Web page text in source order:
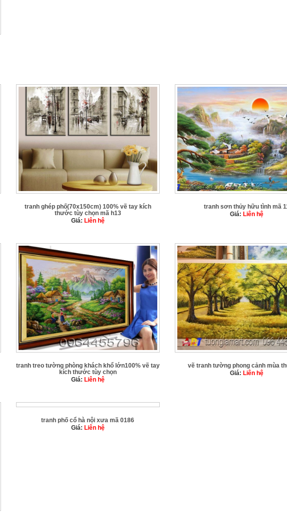
tranh ghép phố(70x150cm) 100% vẽ tay kích
thước tùy chọn mã h13
Giá: Liên hệ
tranh sơn thủy hữu tình mã
Giá:Liên hệ
tranh treo tường phòng khách khổ lớn100% vẽ tay
kích thước tùy chọn
Giá: Liên hệ
vẽ tranh tường phong cảnh mùa
Giá:Liên hệ
tranh phố cổ hà nội xưa mã 0186
Giá: Liên hệ